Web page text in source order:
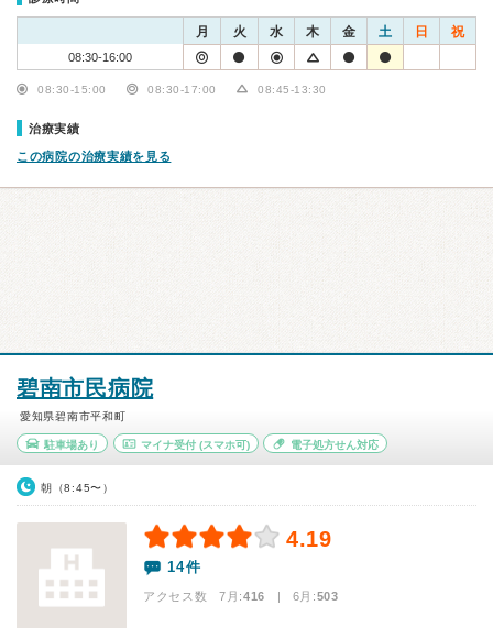
月 火 水 木 金 土 日 祝
08:30-16:00
08:30-15:00 08:30-17:00 08:45-13:30
治療実績
この病院の治療実績を見る
碧南市民病院
愛知県碧南市平和町
駐車場あり マイナ受付(スマホ可) 電子処方せん対応
朝（8:45〜）
4.19
14件
アクセス数 7月:416 | 6月:503